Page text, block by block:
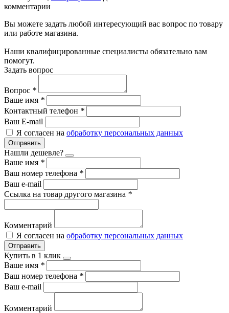
комментарии
Вы можете задать любой интересующий вас вопрос по товару
или работе магазина.
Наши квалифицированные специалисты обязательно вам
помогут.
Задать вопрос
Вопрос *
Ваше имя *
Контактный телефон *
Ваш E-mail
Я согласен на обработку персональных данных
Отправить
Нашли дешевле?
Ваше имя *
Ваш номер телефона *
Ваш e-mail
Ссылка на товар другого магазина *
Комментарий
Я согласен на обработку персональных данных
Отправить
Купить в 1 клик
Ваше имя *
Ваш номер телефона *
Ваш e-mail
Комментарий